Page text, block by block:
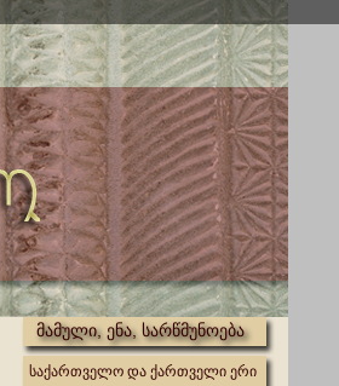
მამული, ენა, სარწმუნოება
საქართველო და ქართველი ერი